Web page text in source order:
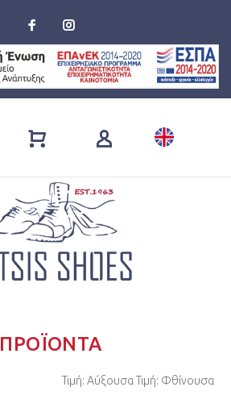
ΠΡΟΪΌΝΤΑ
Τιμή: Αύξουσα Τιμή: Φθίνουσα